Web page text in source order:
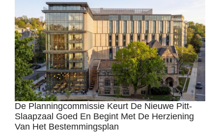
De Planningcommissie Keurt De Nieuwe Pitt-
Slaapzaal Goed En Begint Met De Herziening
Van Het Bestemmingsplan